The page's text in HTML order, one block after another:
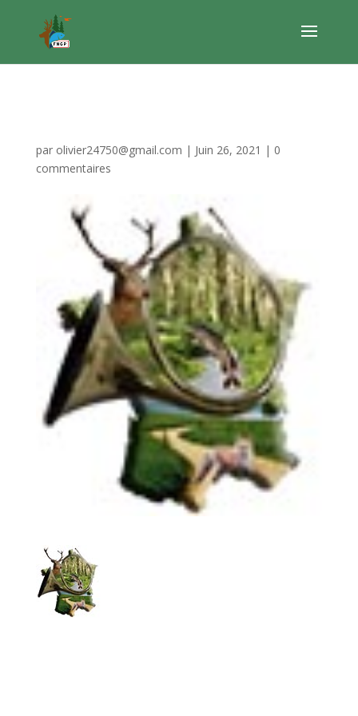
par olivier24750@gmail.com | Juin 26, 2021 | 0
commentaires